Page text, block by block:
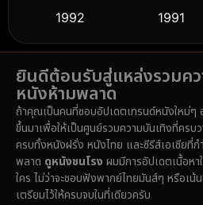
Detective สืบสวน
Detective สืบสวน
Disaster
Disney+
Documentary สารคดี
1992
1991
1989
1988
1985
1983
1981
1971
1962
ยินดีต้อนรับสู่แหล่งรวมค
หนังห้ามพลาด
ถ้าคุณเป็นคนที่ชอบอัปเดตเทรนด์หนังใหม่ๆ
ขึ้นมาเพื่อให้เป็นศูนย์รวมความบันเทิงที่คร
ครบทั้งหนังฝรั่ง หนังไทย และซีรีส์เอเชียที่ก
พลาด ดูหนังชนโรง ผมมีการอัปเดตเนื้อห
ใคร ไม่ว่าจะชอบฟังพากย์ไทยมันส์ๆ หรือเ
เตรียมไว้ให้ครบจบในที่เดียวครับ